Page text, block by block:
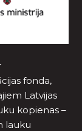
fonda,
Latvijas
kopienas –
lauku